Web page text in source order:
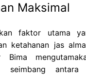
Maksimal
faktor utama
ketahanan jas
Bima
seimbang antara